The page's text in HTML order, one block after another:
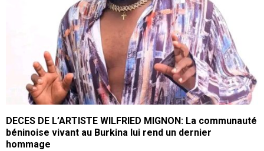
DECES DE L’ARTISTE WILFRIED MIGNON: La communauté
béninoise vivant au Burkina lui rend un dernier
hommage